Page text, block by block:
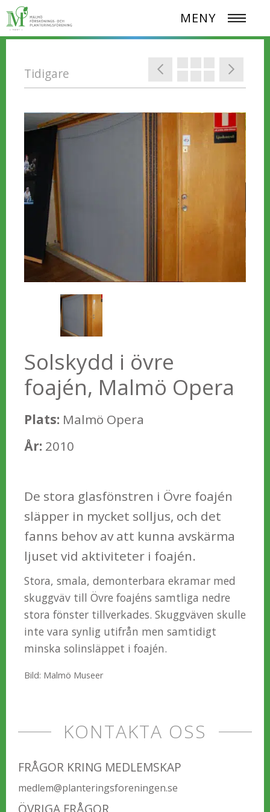
MENY
Tidigare
Solskydd i övre
foajén, Malmö Opera
Plats: Malmö Opera
År: 2010
De stora glasfönstren i Övre foajén
släpper in mycket solljus, och det
fanns behov av att kunna avskärma
ljuset vid aktiviteter i foajén.
Stora, smala, demonterbara ekramar med
skuggväv till Övre foajéns samtliga nedre
stora fönster tillverkades. Skuggväven skulle
inte vara synlig utifrån men samtidigt
minska solinsläppet i foajén.
Bild: Malmö Museer
KONTAKTA OSS
FRÅGOR KRING MEDLEMSKAP
medlem@planteringsforeningen.se
ÖVRIGA FRÅGOR